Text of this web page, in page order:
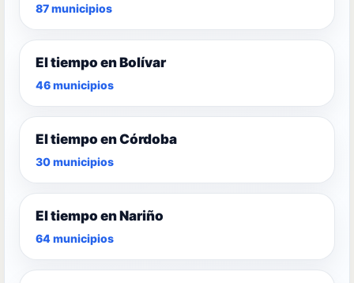
87 municipios
El tiempo en Bolívar
46 municipios
El tiempo en Córdoba
30 municipios
El tiempo en Nariño
64 municipios